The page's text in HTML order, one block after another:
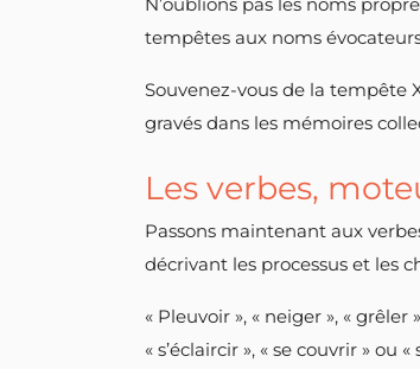
tempêtes aux noms
Souvenez-vous de la tempête
gravés dans les mémoires
Les verbes,
Passons maintenant aux
décrivant les processus et les
« Pleuvoir », « neiger », «
« s’éclaircir », « se couvrir »